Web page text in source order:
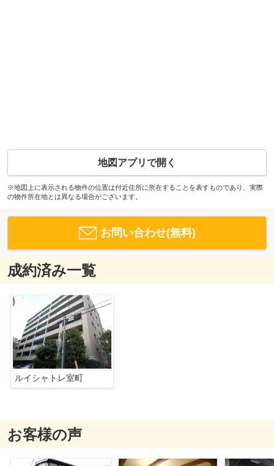
地図アプリで開く
※地図上に表示される物件の位置は付近住所に所在することを表すものであり、実際
の物件所在地とは異なる場合がございます。
お問い合わせ(無料)
成約済み一覧
ルイシャトレ室町
お客様の声